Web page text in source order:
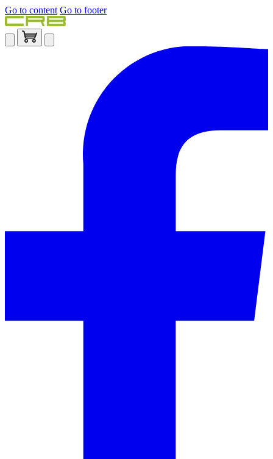
Go to content Go to footer